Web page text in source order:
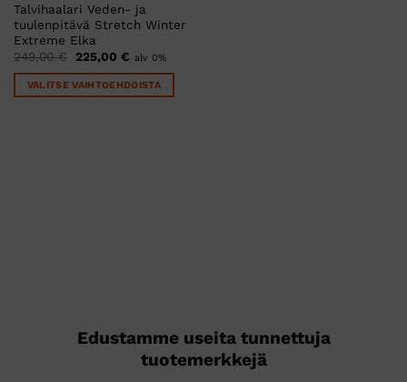
Talvihaalari Veden- ja
tuulenpitävä Stretch Winter
Extreme Elka
249,00€ Alkuperäinen
hinta
oli:
249,00 €.
225,00 €Nykyinen
on:
225,00 €.
alv 0%
VALITSE VAIHTOEHDOISTA
Edustamme useita tunnettuja
tuotemerkkejä